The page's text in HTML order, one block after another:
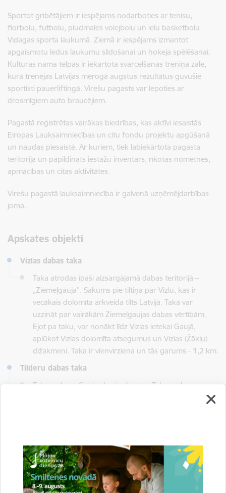
Sportot gribētājiem ir iespējams nodarboties ar tenisu,
florbolu, futbolu, pludmales volejbolu un ielu basketbolu
Vidagas sporta laukumā. Ziemā ir iespējams izmantot
apgaismotu ledus laukumu slidošanai un hokeja spēlēšanai.
Kultūras nama telpās ir iekārtota svarcelšanas treniņa zāle,
kurā trenējas Latvijas mērogā augstus rezultātus guvušie
sportisti pauerliftingā. Virešu pagasts var lepoties ar
drosmīgiem auto braucējiem.
Pagastā reģistrētas vairākas biedrības, kas aktīvi iesaistās
Eiropas Lauksaimniecības un citu fondu projektu apgūšanā
un naudas piesaistē. Ar kuriem, tiek labiekārtota pagasta
teritorija un papildināts iestāžu inventārs, rīkotas nometnes,
apmācības un citas aktivitātes.
Virešu pagastā lauksaimniecība ir galvenā uzņēmējdarbības
joma.
Apskates objekti
Vizlas dabas taka
Taka atrodas īpaši aizsargājamā dabas teritorijā –
„Ziemeļgauja”. Sākums pie tiltiņa pār Vizlu, kas ir
vecākais dolomīta arkveida tilts Latvijā. Takā var
uzzināt par vairākām Ziemeļgaujas dabas vērtībām.
Ejot pa taku, var nonākt līdz Vizlas ietekai Gaujā,
aplūkot Vizlas dolomīta atsegumus un Vizlas (Žākļu)
dižakmeni. Taka ir vienvirziena un tās garums - 1,2 km.
Tilderu dabas taka
Taka ved gar Gaujas kreiso krastu. Takas sākums
vienvirziena un tās garums – ap 600 m.
Randatu dabas taka
Takas sākums atrodas apmēram 1 km augšpus Virešu